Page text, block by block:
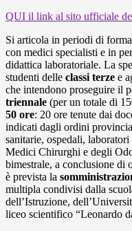
QUI il link al sito ufficiale
Si articola in periodi di
con medici specialisti e in
didattica laboratoriale. La
studenti delle classi terze e
che intendono proseguire il
triennale (per un totale di
50 ore: 20 ore tenute dai
indicati dagli ordini
sanitarie, ospedali,
Medici Chirurghi e degli
bimestrale, a conclusione di
è prevista la
multipla condivisi dalla
dell’Istruzione,
liceo scientifico “Leonardo